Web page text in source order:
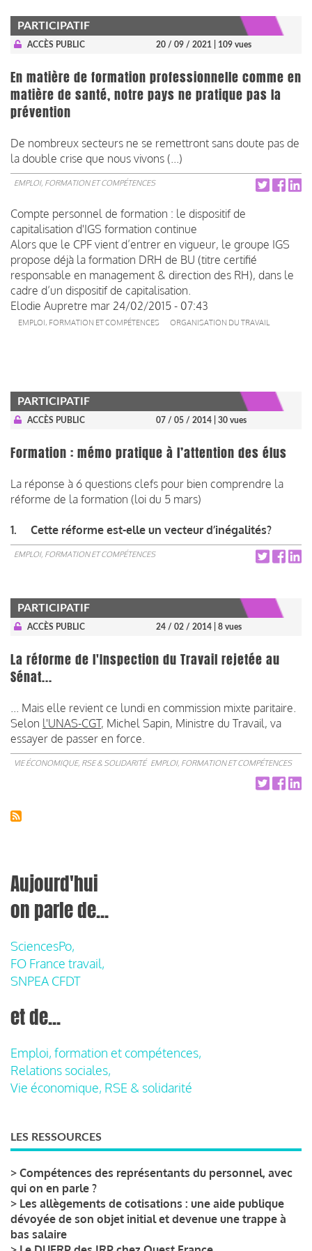
PARTICIPATIF
ACCÈS PUBLIC 20 / 09 / 2021 | 109 vues
En matière de formation professionnelle comme en
matière de santé, notre pays ne pratique pas la
prévention
De nombreux secteurs ne se remettront sans doute pas de
la double crise que nous vivons (...) ​​​​​​
EMPLOI, FORMATION ET COMPÉTENCES
Compte personnel de formation : le dispositif de
capitalisation d'IGS formation continue
Alors que le CPF vient d’entrer en vigueur, le groupe IGS
propose déjà la formation DRH de BU (titre certifié
responsable en management & direction des RH), dans le
cadre d’un dispositif de capitalisation.
Elodie Aupretre mar 24/02/2015 - 07:43
EMPLOI, FORMATION ET COMPÉTENCES ORGANISATION DU TRAVAIL
PARTICIPATIF
ACCÈS PUBLIC 07 / 05 / 2014 | 30 vues
Formation : mémo pratique à l’attention des élus
La réponse à 6 questions clefs pour bien comprendre la
réforme de la formation (loi du 5 mars)
1. Cette réforme est-elle un vecteur d’inégalités?
EMPLOI, FORMATION ET COMPÉTENCES
PARTICIPATIF
ACCÈS PUBLIC 24 / 02 / 2014 | 8 vues
La réforme de l'Inspection du Travail rejetée au
Sénat...
... Mais elle revient ce lundi en commission mixte paritaire.
Selon l'UNAS-CGT, Michel Sapin, Ministre du Travail, va
essayer de passer en force.
VIE ÉCONOMIQUE, RSE & SOLIDARITÉ EMPLOI, FORMATION ET COMPÉTENCES
Aujourd'hui
on parle de...
SciencesPo,
FO France travail,
SNPEA CFDT
et de...
Emploi, formation et compétences,
Relations sociales,
Vie économique, RSE & solidarité
LES RESSOURCES
> Compétences des représentants du personnel, avec
qui on en parle ?
> Les allègements de cotisations : une aide publique
dévoyée de son objet initial et devenue une trappe à
bas salaire